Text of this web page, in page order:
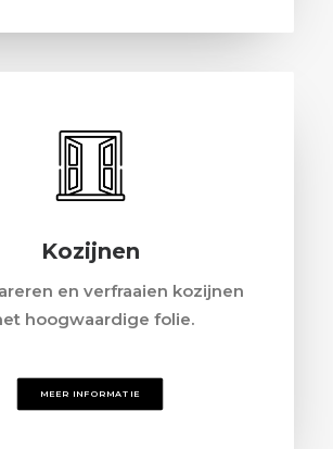
Kozijnen
en verfraaien kozijnen
hoogwaardige folie.
MEER INFORMATIE